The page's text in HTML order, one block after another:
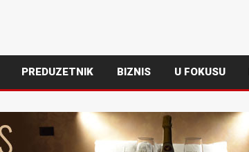
PREDUZETNIK BIZNIS U FOKUSU